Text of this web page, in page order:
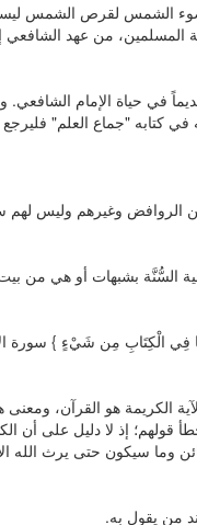
الشمس لقرص الشمس
من عهد الشافعي
في حياة الإمام
في كتابه "جماع العلم"
الروافض وغيرهم وليس لهم
السُّنَّة بشبهات أو هي من
فِي الْكِتَابِ مِن شَيْءٍ } سورة
الكريمة هو القرآن،
قولهم؛ إذ لا دليل على أن
وما سيكون حتى يرث الله
من يقول به.